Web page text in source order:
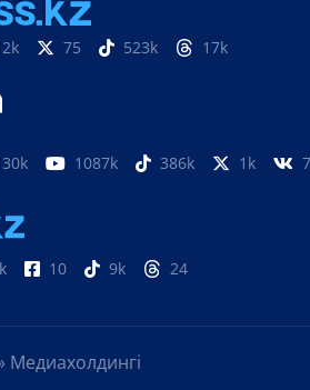
75 523k 17k
1087k 386k 1k
10 9k 24
Медиахолдингі